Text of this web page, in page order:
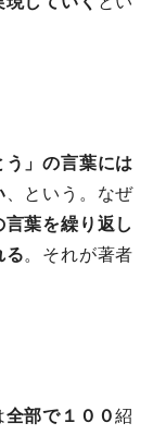
う」の言葉には
、という。なぜ
言葉を繰り返し
る。それが著者
全部で１００紹